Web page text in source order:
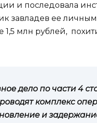
и последовала
завладев ее
млн рублей,
дело по части 4
комплекс
и